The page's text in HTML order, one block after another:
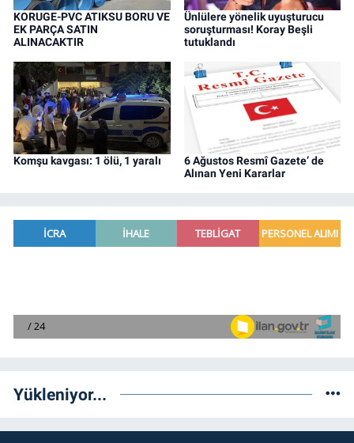
KORUGE-PVC ATIKSU BORU VE
EK PARÇA SATIN
ALINACAKTIR
Ünlülere yönelik uyuşturucu
soruşturması! Koray Beşli
tutuklandı
Komşu kavgası: 1 ölü, 1 yaralı
6 Ağustos Resmî Gazete’ de
Alınan Yeni Kararlar
Yükleniyor...